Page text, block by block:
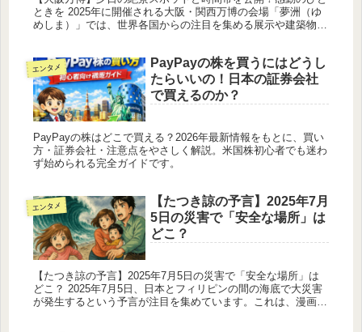
ときを 2025年に開催される大阪・関西万博の会場「夢洲（ゆ
めしま）」では、世界各国からの注目を集める展示や建築物だ
エンタメ
PayPayの株を買うにはどうし
たらいいの！日本の証券会社
で買えるのか？
PayPayの株はどこで買える？2026年最新情報をもとに、買い
方・証券会社・注意点をやさしく解説。米国株初心者でも迷わ
ず始められる完全ガイドです。
エンタメ
【たつき諒の予言】2025年7月
5日の災害で「安全な場所」は
どこ？
【たつき諒の予言】2025年7月5日の災害で「安全な場所」は
どこ？ 2025年7月5日、日本とフィリピンの間の海底で大災害
が発生するという予言が注目を集めています。これは、漫画